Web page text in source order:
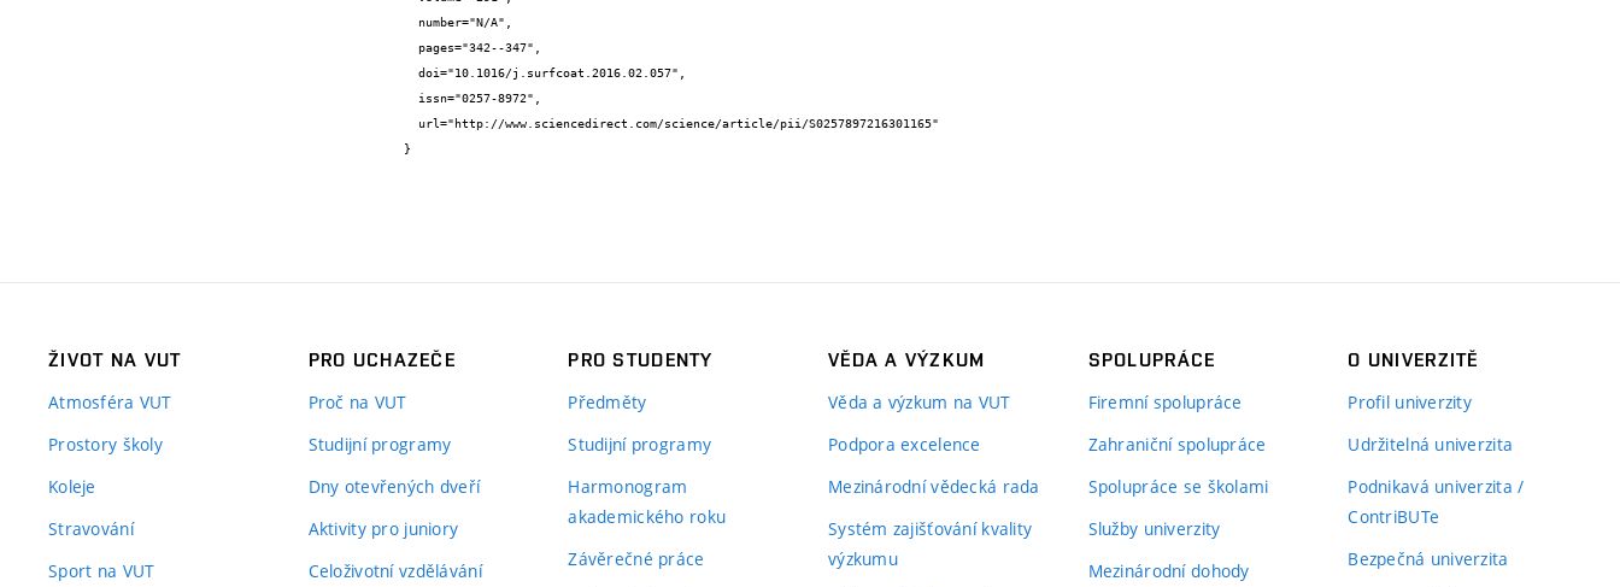
}
ŽIVOT NA VUT
Atmosféra VUT
Prostory školy
Koleje
Stravování
Sport na VUT
PRO UCHAZEČE
Proč na VUT
Studijní programy
Dny otevřených dveří
Aktivity pro juniory
Celoživotní vzdělávání
PRO STUDENTY
Předměty
Studijní programy
Harmonogram
akademického roku
Závěrečné práce
VĚDA A VÝZKUM
Věda a výzkum na VUT
Podpora excelence
Mezinárodní vědecká rada
Systém zajišťování kvality
výzkumu
SPOLUPRÁCE
Firemní spolupráce
Zahraniční spolupráce
Spolupráce se školami
Služby univerzity
Mezinárodní dohody
O UNIVERZITĚ
Profil univerzity
Udržitelná univerzita
Podnikavá univerzita /
ContriBUTe
Bezpečná univerzita